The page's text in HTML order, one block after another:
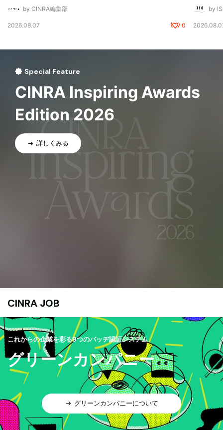
by CINRA編集部
2026.08.07 0
by
Special Feature
CINRA Inspiring Awards
Edition 2026
詳しくみる
CINRA JOB
これからの企業を彩る9つのバッヂ認証システム
グリーンカンパニー
グリーンカンパニーについて